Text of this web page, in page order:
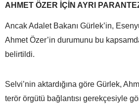
AHMET ÖZER İÇİN AYRI
Ancak Adalet Bakanı Gürlek’in,
Ahmet Özer’in durumunu bu
belirtildi.
Selvi’nin aktardığına göre Gürlek,
terör örgütü bağlantısı gerekçesiyle